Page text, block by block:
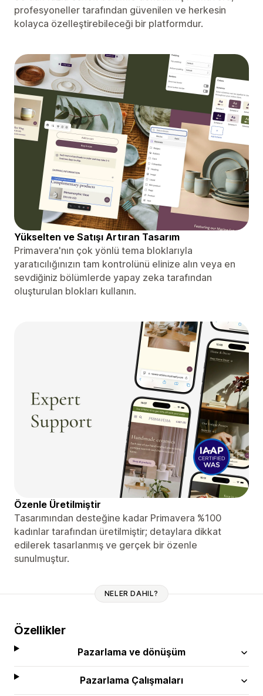
profesyoneller tarafından güvenilen ve herkesin
kolayca özelleştirebileceği bir platformdur.
Yükselten ve Satışı Artıran Tasarım
Primavera'nın çok yönlü tema bloklarıyla
yaratıcılığınızın tam kontrolünü elinize alın veya en
sevdiğiniz bölümlerde yapay zeka tarafından
oluşturulan blokları kullanın.
Özenle Üretilmiştir
Tasarımından desteğine kadar Primavera %100
kadınlar tarafından üretilmiştir; detaylara dikkat
edilerek tasarlanmış ve gerçek bir özenle
sunulmuştur.
NELER DAHIL?
Özellikler
Pazarlama ve dönüşüm
Pazarlama Çalışmaları